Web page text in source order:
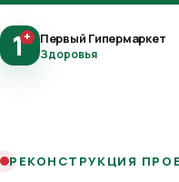
1+ Первый Гипермаркет
Здоровья
РЕКОНСТРУКЦИЯ